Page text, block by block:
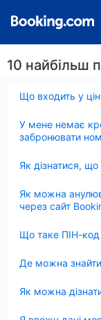
10 найбільш
Що входить у
У мене немає
забронювати
Як дізнатися,
Як можна
через сайт
Що таке ПІН-код
Де можна знайти
Як можна